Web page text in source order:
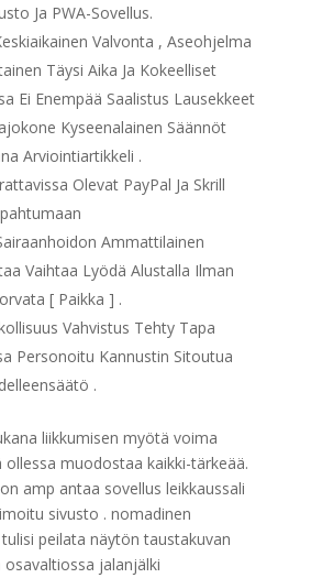
Ja PWA-Sovellus.
Valvonta , Aseohjelma
Täysi Aika Ja Kokeelliset
Ei Enempää Saalistus Lausekkeet
Kyseenalainen Säännöt
Arviointiartikkeli .
Olevat PayPal Ja Skrill
Ammattilainen
Vaihtaa Lyödä Alustalla Ilman
[ Paikka ] .
Vahvistus Tehty Tapa
Personoitu Kannustin Sitoutua
.
liikkumisen myötä voima
ollessa muodostaa kaikki-tärkeää.
amp antaa sovellus leikkaussali
sivusto . nomadinen
peilata näytön taustakuvan
jalanjälki